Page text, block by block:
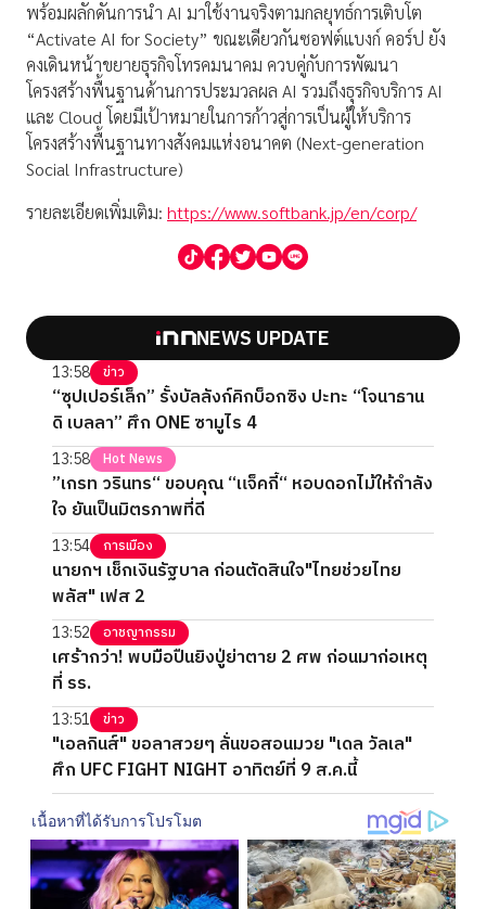
พร้อมผลักดันการนำ AI มาใช้งานจริงตามกลยุทธ์การเติบโต
“Activate AI for Society” ขณะเดียวกันซอฟต์แบงก์ คอร์ป ยัง
คงเดินหน้าขยายธุรกิจโทรคมนาคม ควบคู่กับการพัฒนา
โครงสร้างพื้นฐานด้านการประมวลผล AI รวมถึงธุรกิจบริการ AI
และ Cloud โดยมีเป้าหมายในการก้าวสู่การเป็นผู้ให้บริการ
โครงสร้างพื้นฐานทางสังคมแห่งอนาคต (Next-generation
Social Infrastructure)
รายละเอียดเพิ่มเติม: https://www.softbank.jp/en/corp/
NEWS UPDATE
13:58 ข่าว
“ซุปเปอร์เล็ก” รั้งบัลลังก์คิกบ็อกซิง ปะทะ “โจนาธาน
ดิ เบลลา” ศึก ONE ซามูไร 4
13:58 Hot News
”เกรท วรินทร“ ขอบคุณ “แจ็คกี้“ หอบดอกไม้ให้กำลัง
ใจ ยันเป็นมิตรภาพที่ดี
13:54 การเมือง
นายกฯ เช็กเงินรัฐบาล ก่อนตัดสินใจ"ไทยช่วยไทย
พลัส" เฟส 2
13:52 อาชญากรรม
เศร้ากว่า! พบมือปืนยิงปู่ย่าตาย 2 ศพ ก่อนมาก่อเหตุ
ที่ รร.
13:51 ข่าว
"เอลกินส์" ขอลาสวยๆ ลั่นขอสอนมวย "เดล วัลเล"
ศึก UFC FIGHT NIGHT อาทิตย์ที่ 9 ส.ค.นี้